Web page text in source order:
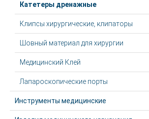
Катетеры дренажные
Клипсы хирургические, клипаторы
Шовный материал для хирургии
Медицинский Клей
Лапароскопические порты
Инструменты медицинские